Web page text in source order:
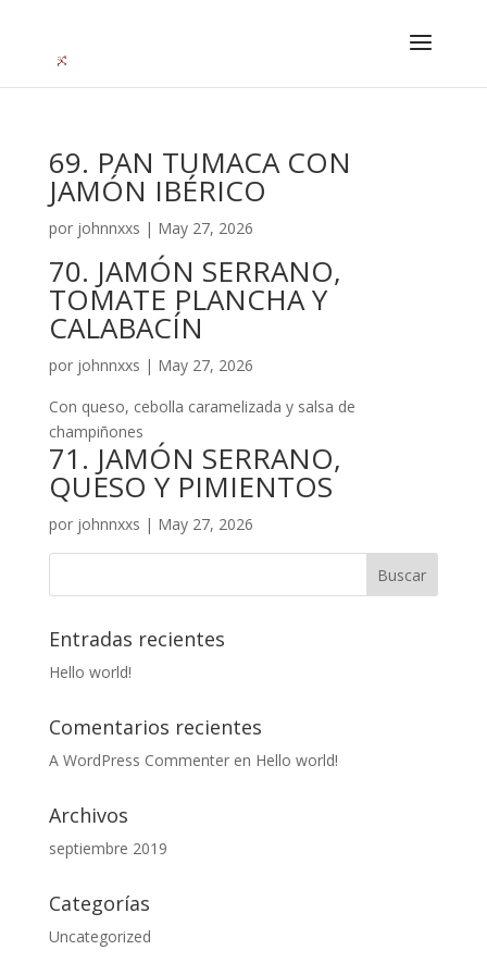
69. PAN TUMACA CON
JAMÓN IBÉRICO
por johnnxxs | May 27, 2026
70. JAMÓN SERRANO,
TOMATE PLANCHA Y
CALABACÍN
por johnnxxs | May 27, 2026
Con queso, cebolla caramelizada y salsa de
champiñones
71. JAMÓN SERRANO,
QUESO Y PIMIENTOS
por johnnxxs | May 27, 2026
Entradas recientes
Hello world!
Comentarios recientes
A WordPress Commenteren Hello world!
Archivos
septiembre 2019
Categorías
Uncategorized